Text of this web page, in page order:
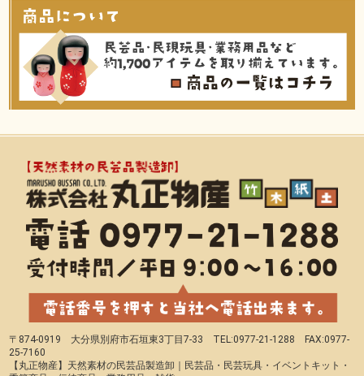
〒874-0919 大分県別府市石垣東3丁目7-33 TEL:0977-21-1288 FAX:0977-
25-7160
【丸正物産】天然素材の民芸品製造卸｜民芸品・民芸玩具・イベントキット・